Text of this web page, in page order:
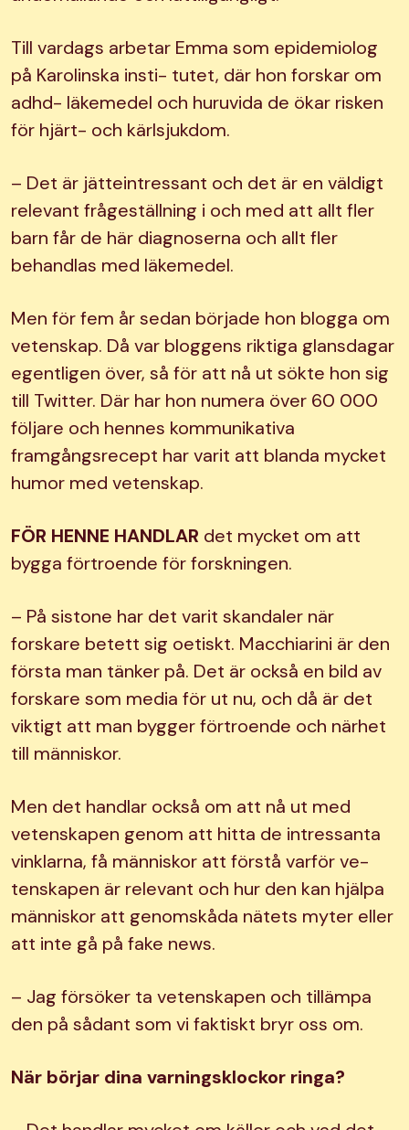
Till vardags arbetar Emma som epidemiolog
på Karolinska insti- tutet, där hon forskar om
adhd- läkemedel och huruvida de ökar risken
för hjärt- och kärlsjukdom.
– Det är jätteintressant och det är en väldigt
relevant frågeställning i och med att allt fler
barn får de här diagnoserna och allt fler
behandlas med läkemedel.
Men för fem år sedan började hon blogga om
vetenskap. Då var bloggens riktiga glansdagar
egentligen över, så för att nå ut sökte hon sig
till Twitter. Där har hon numera över 60 000
följare och hennes kommunikativa
framgångsrecept har varit att blanda mycket
humor med vetenskap.
FÖR HENNE HANDLAR det mycket om att
bygga förtroende för forskningen.
– På sistone har det varit skandaler när
forskare betett sig oetiskt. Macchiarini är den
första man tänker på. Det är också en bild av
forskare som media för ut nu, och då är det
viktigt att man bygger förtroende och närhet
till människor.
Men det handlar också om att nå ut med
vetenskapen genom att hitta de intressanta
vinklarna, få människor att förstå varför ve-
tenskapen är relevant och hur den kan hjälpa
människor att genomskåda nätets myter eller
att inte gå på fake news.
– Jag försöker ta vetenskapen och tillämpa
den på sådant som vi faktiskt bryr oss om.
När börjar dina varningsklockor ringa?